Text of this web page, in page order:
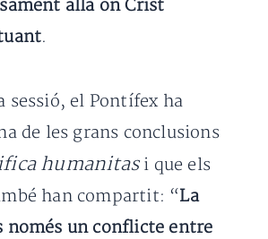
allà on Crist
.
sessió, el Pontífex ha
de les grans conclusions
humanitasi que els
han compartit: “La
només un conflicte entre